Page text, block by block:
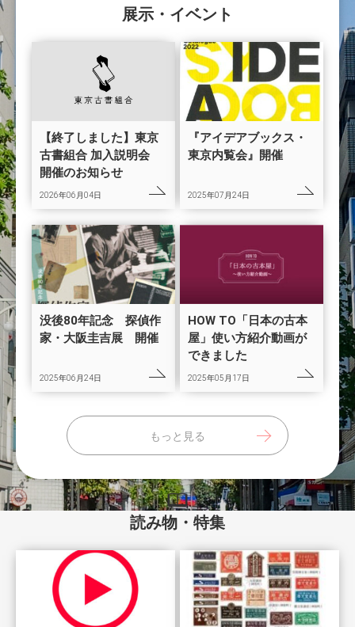
展示・イベント
【終了しました】東京
古書組合 加入説明会
開催のお知らせ
2026年06月04日
『アイデアブックス・
東京内覧会』開催
2025年07月24日
没後80年記念 探偵作
家・大阪圭吉展 開催
2025年06月24日
HOW TO「日本の古本
屋」使い方紹介動画が
できました
2025年05月17日
もっと見る
読み物・特集